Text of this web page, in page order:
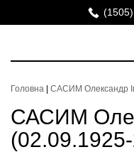
(1505)
Головна САСИМ Олександр
САСИМ